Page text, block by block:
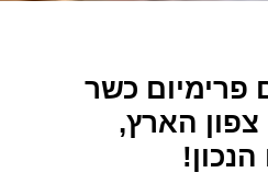
כשר
צפון הארץ,